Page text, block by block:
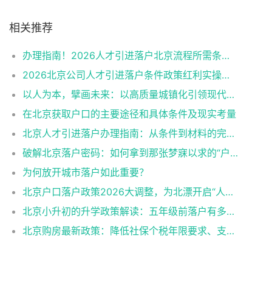
相关推荐
办理指南！2026人才引进落户北京流程所需条件申报资料
2026北京公司人才引进落户条件政策红利实操细节
以人为本，擘画未来：以高质量城镇化引领现代化新征程
在北京获取户口的主要途径和具体条件及现实考量
北京人才引进落户办理指南：从条件到材料的完整流程
破解北京落户密码：如何拿到那张梦寐以求的“户口指标”？
为何放开城市落户如此重要？
北京户口落户政策2026大调整，为北漂开启“人生重启键”
北京小升初的升学政策解读：五年级前落户有多重要
北京购房最新政策：降低社保个税年限要求、支持多孩家庭多购